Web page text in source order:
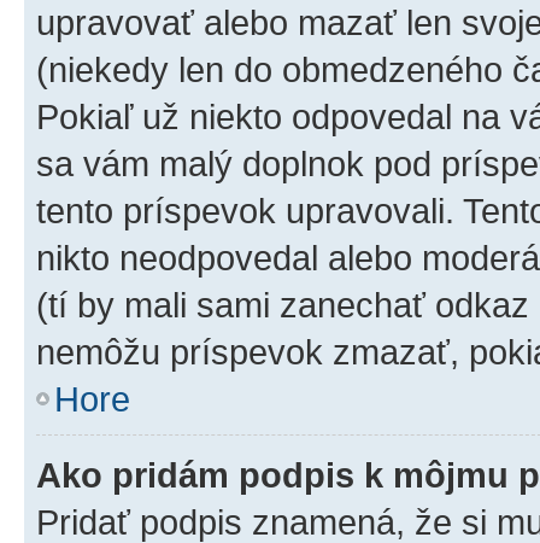
upravovať alebo mazať len
(niekedy len do obmedzeného
Pokiaľ už niekto odpovedal na
sa vám malý doplnok pod
tento príspevok upravovali.
nikto neodpovedal alebo
(tí by mali sami zanechať
nemôžu príspevok zmazať,
Hore
Ako pridám podpis k môjmu
Pridať podpis znamená, že si